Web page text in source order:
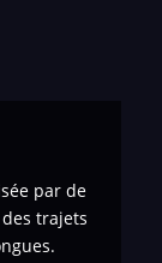
par de
trajets